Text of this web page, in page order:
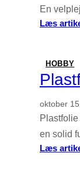
En
Læs
HOBBY
oktober
en solid
Læs